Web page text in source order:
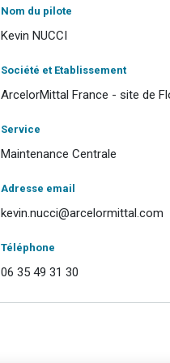
Nom du pilote
Kevin NUCCI
Société et Etablissement
ArcelorMittal France - site de
Service
Maintenance Centrale
Adresse email
kevin.nucci@arcelormittal.com
Téléphone
06 35 49 31 30